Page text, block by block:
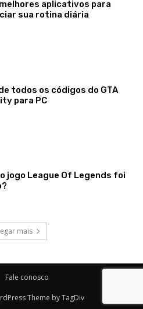
melhores aplicativos para
sua rotina diária
todos os códigos do GTA
para PC
jogo League Of Legends foi
mais
Fale conosco
Theme by TagDiv